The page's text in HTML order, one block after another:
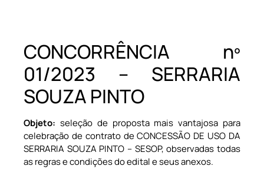
CONCORRÊNCIA nº
01/2023 – SERRARIA
SOUZA PINTO
Objeto: seleção de proposta mais vantajosa para
celebração de contrato de CONCESSÃO DE USO DA
SERRARIA SOUZA PINTO – SESOP, observadas todas
as regras e condições do edital e seus anexos.